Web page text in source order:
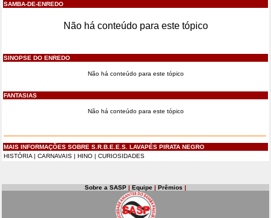
SAMBA-DE-ENREDO
Não há conteúdo para este tópico
SINOPSE DO ENREDO
Não há conteúdo para este tópico
FANTASIAS
Não há conteúdo para este tópico
MAIS INFORMAÇÕES SOBRE S.R.B.E.E.S. LAVAPÉS PIRATA NEGRO
HISTÓRIA | CARNAVAIS | HINO | CURIOSIDADES
Sobre a SASP | Equipe | Prêmios |